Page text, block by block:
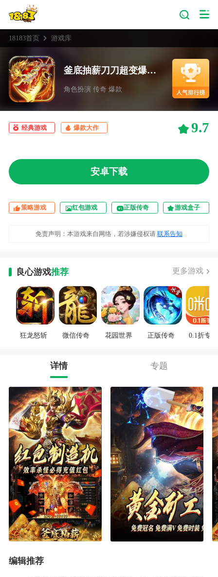
18183首页 游戏库
釜底抽薪刀刀超变爆亿充
角色扮演 传奇 爆款
经典游戏 爆款大作 9.7
安卓下载
策略游戏 红包游戏 正版传奇 游戏盒子
免责声明：本游戏来自网络，若涉嫌侵权请 联系告知
良心游戏推荐 更多游戏
狂龙怒斩 微信传奇 花园世界 正版传奇 0.1折专区
详情 专题
编辑推荐